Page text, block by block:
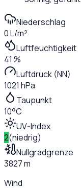
Niederschlag
0 L/m²
Luftfeuchtigkeit
41 %
Luftdruck (NN)
1021 hPa
Taupunkt
10°C
UV-Index
2(niedrig)
Nullgradgrenze
3827 m
Wind